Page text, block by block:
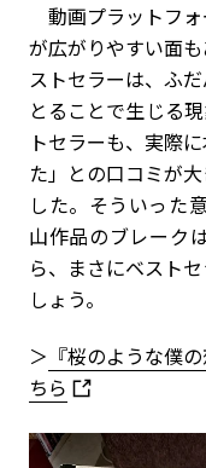
動画プラットフ
が広がりやすい面
ストセラーは、ふ
とることで生じる
トセラーも、実際
た」との口コミが
した。そういった
山作品のブレーク
ら、まさにベスト
しょう。
＞ 『桜のような僕
ちら